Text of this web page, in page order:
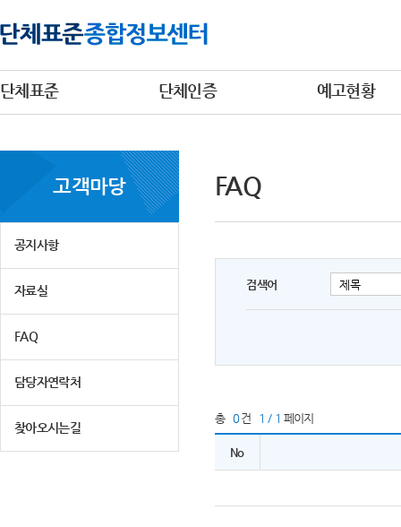
단체표준 단체인증 예고현황
고객마당
공지사항
자료실
FAQ
담당자연락처
찾아오시는길
FAQ
검색어
총 0건 1 / 1 페이지
No